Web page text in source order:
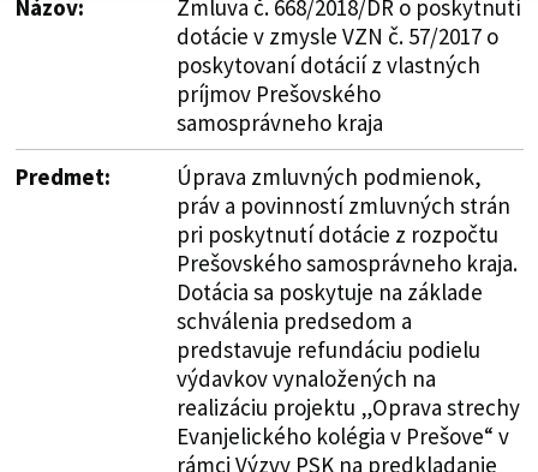
Názov:
Zmluva č. 668/2018/DR o poskytnutí
dotácie v zmysle VZN č. 57/2017 o
poskytovaní dotácií z vlastných
príjmov Prešovského
samosprávneho kraja
Predmet:
Úprava zmluvných podmienok,
práv a povinností zmluvných strán
pri poskytnutí dotácie z rozpočtu
Prešovského samosprávneho kraja.
Dotácia sa poskytuje na základe
schválenia predsedom a
predstavuje refundáciu podielu
výdavkov vynaložených na
realizáciu projektu „Oprava strechy
Evanjelického kolégia v Prešove“ v
rámci Výzvy PSK na predkladanie